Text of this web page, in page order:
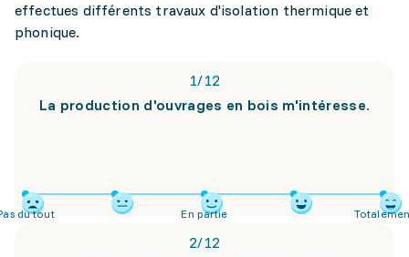
effectues différents travaux d'isolation thermique et
phonique.
1/12
La production d'ouvrages en bois m'intéresse.
du tout En partie
2/12